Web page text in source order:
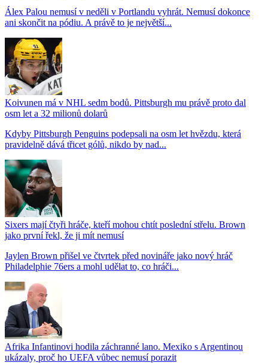
Álex Palou nemusí v neděli v Portlandu vyhrát. Nemusí dokonce
ani skončit na pódiu. A právě to je největší...
Koivunen má v NHL sedm bodů. Pittsburgh mu právě proto dal
osm let a 32 milionů dolarů
Kdyby Pittsburgh Penguins podepsali na osm let hvězdu, která
pravidelně dává třicet gólů, nikdo by nad...
Sixers mají čtyři hráče, kteří mohou chtít poslední střelu. Brown
jako první řekl, že ji mít nemusí
Jaylen Brown přišel ve čtvrtek před novináře jako nový hráč
Philadelphie 76ers a mohl udělat to, co hráči...
Afrika Infantinovi hodila záchranné lano. Mexiko s Argentinou
ukázaly, proč ho UEFA vůbec nemusí porazit